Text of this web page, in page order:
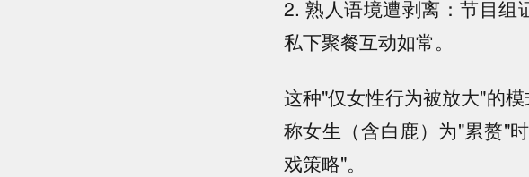
2. 熟人语境遭剥离：节目组
私下聚餐互动如常。
这种"仅女性行为被放大"的
称女生（含白鹿）为"累赘"
戏策略"。